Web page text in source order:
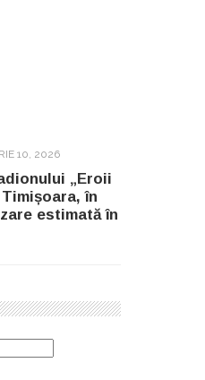
10, 2026
„Eroii
în
estimată în